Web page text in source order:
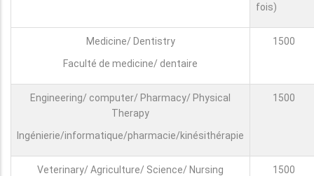
fois)
Medicine/ Dentistry
Faculté de medicine/ dentaire
1500
Engineering/ computer/ Pharmacy/ Physical
Therapy
Ingénierie/informatique/pharmacie/kinésithérapie
1500
Veterinary/ Agriculture/ Science/ Nursing
1500